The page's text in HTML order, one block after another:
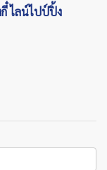
ไลน์ไปป์ปิ้ง